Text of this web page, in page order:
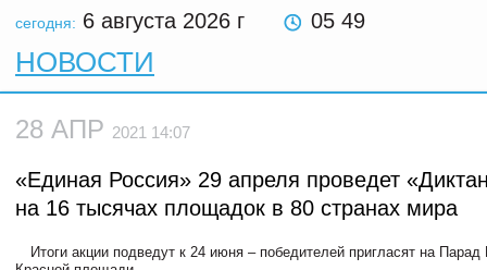
сегодня: 6 августа 2026 г 05 49
НОВОСТИ
28 АПР 2021 14:07
«Единая Россия» 29 апреля проведет
на 16 тысячах площадок в 80 странах мира
Итоги акции подведут к 24 июня – победителей пригласят на